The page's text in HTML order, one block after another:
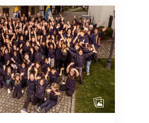
selbstverständlich ist